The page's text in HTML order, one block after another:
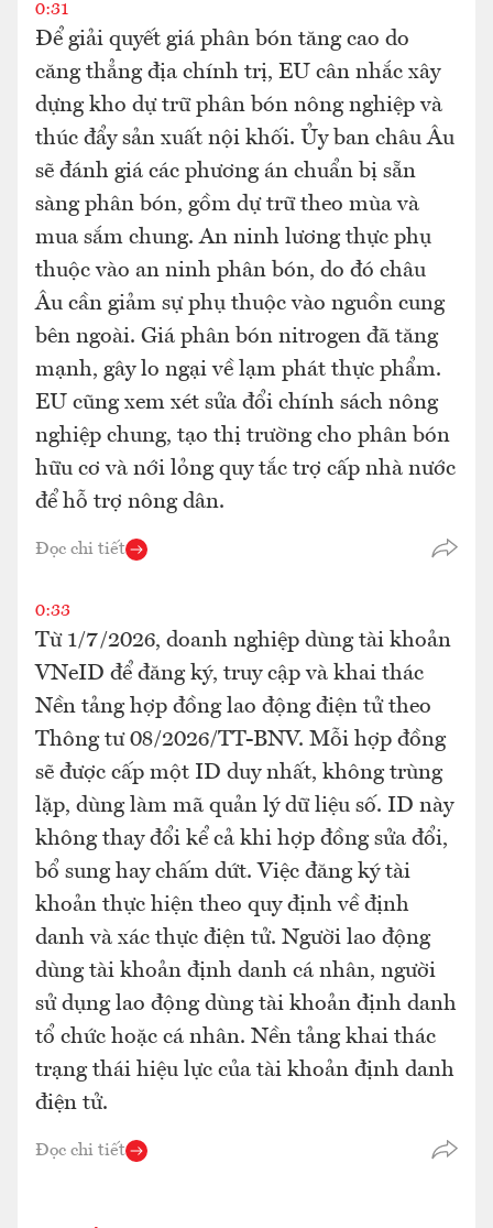
0:31
Để giải quyết giá phân bón tăng cao do
căng thẳng địa chính trị, EU cân nhắc xây
dựng kho dự trữ phân bón nông nghiệp và
thúc đẩy sản xuất nội khối. Ủy ban châu Âu
sẽ đánh giá các phương án chuẩn bị sẵn
sàng phân bón, gồm dự trữ theo mùa và
mua sắm chung. An ninh lương thực phụ
thuộc vào an ninh phân bón, do đó châu
Âu cần giảm sự phụ thuộc vào nguồn cung
bên ngoài. Giá phân bón nitrogen đã tăng
mạnh, gây lo ngại về lạm phát thực phẩm.
EU cũng xem xét sửa đổi chính sách nông
nghiệp chung, tạo thị trường cho phân bón
hữu cơ và nới lỏng quy tắc trợ cấp nhà nước
để hỗ trợ nông dân.
Đọc chi tiết
0:33
Từ 1/7/2026, doanh nghiệp dùng tài khoản
VNeID để đăng ký, truy cập và khai thác
Nền tảng hợp đồng lao động điện tử theo
Thông tư 08/2026/TT-BNV. Mỗi hợp đồng
sẽ được cấp một ID duy nhất, không trùng
lặp, dùng làm mã quản lý dữ liệu số. ID này
không thay đổi kể cả khi hợp đồng sửa đổi,
bổ sung hay chấm dứt. Việc đăng ký tài
khoản thực hiện theo quy định về định
danh và xác thực điện tử. Người lao động
dùng tài khoản định danh cá nhân, người
sử dụng lao động dùng tài khoản định danh
tổ chức hoặc cá nhân. Nền tảng khai thác
trạng thái hiệu lực của tài khoản định danh
điện tử.
Đọc chi tiết